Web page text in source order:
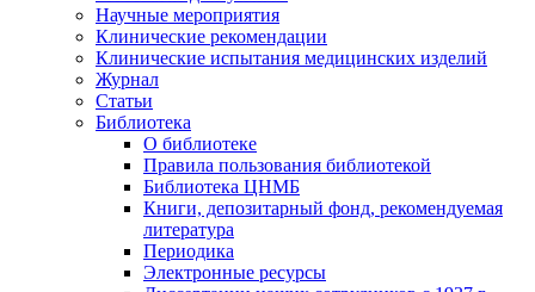
Научные мероприятия
Клинические рекомендации
Клинические испытания медицинских изделий
Журнал
Статьи
Библиотека
О библиотеке
Правила пользования библиотекой
Библиотека ЦНМБ
Книги, депозитарный фонд, рекомендуемая
литература
Периодика
Электронные ресурсы